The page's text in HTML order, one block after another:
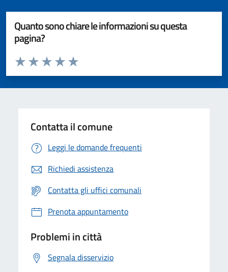
Quanto sono chiare le informazioni su questa
pagina?
Valuta da 1 a 5 stelle la pagina
Valuta 5 stelle su 5
Valuta 4 stelle su 5
Valuta 3 stelle su 5
Valuta 2 stelle su 5
Valuta 1 stelle su 5
Contatta il comune
Leggi le domande frequenti
Richiedi assistenza
Contatta gli uffici comunali
Prenota appuntamento
Problemi in città
Segnala disservizio